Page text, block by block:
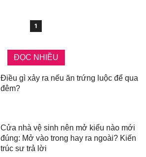
1
ĐỌC NHIỀU
Điều gì xảy ra nếu ăn trứng luộc để qua
đêm?
Cửa nhà vệ sinh nên mở kiểu nào mới
đúng: Mở vào trong hay ra ngoài? Kiến
trúc sư trả lời